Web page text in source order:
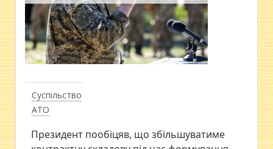
Суспільство
АТО
Президент пообіцяв, що збільшуватиме